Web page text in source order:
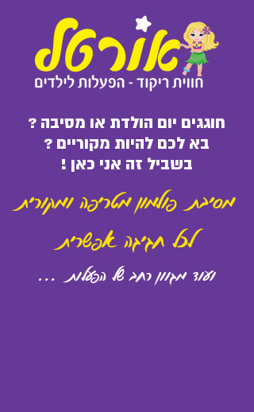
חוגגים יום הולדת או מסיבה ?
בא לכם להיות מקוריים ?
בשביל זה אני כאן !
מסיבת פולמון מטריפה ומקורית
לכל חגיגה אפשרית
ועוד מגוון רחב של הפעלות ...